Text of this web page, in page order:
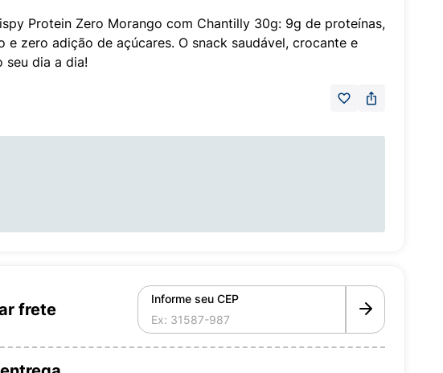
Protein Zero Morango com Chantilly 30g: 9g de proteínas,
e zero adição de açúcares. O snack saudável, crocante e
seu dia a dia!
frete
Informe seu CEP